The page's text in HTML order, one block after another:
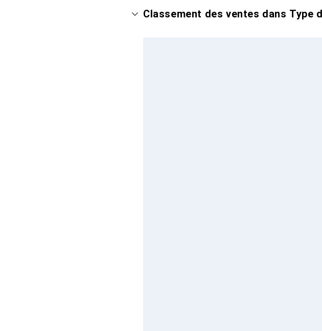
Classement des ventes dans Type